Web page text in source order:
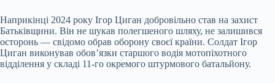
Наприкінці 2024 року Ігор Циган добровільно став на захист
Батьківщини. Він не шукав полегшеного шляху, не залишився
осторонь — свідомо обрав оборону своєї країни. Солдат Ігор
Циган виконував обов’язки старшого водія мотопіхотного
відділення у складі 11-го окремого штурмового батальйону.